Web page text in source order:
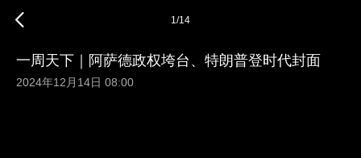
1/14
一周天下｜阿萨德政权垮台、特朗普登时代封面
2024年12月14日 08:00